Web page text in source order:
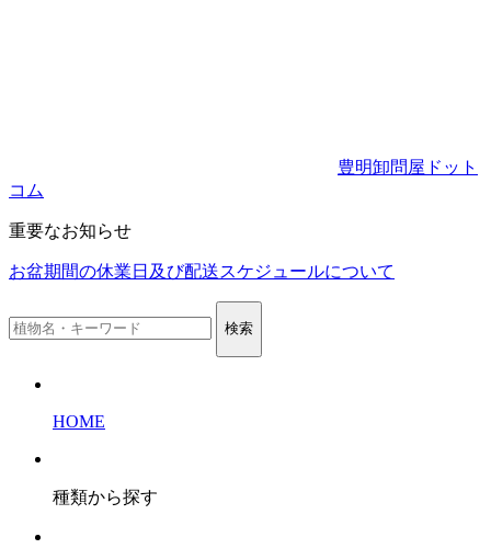
豊明卸問屋ドット
コム
重要なお知らせ
お盆期間の休業日及び配送スケジュールについて
検索
HOME
種類から探す